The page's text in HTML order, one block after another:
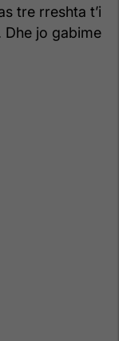
tre rreshta t’i
jo gabime